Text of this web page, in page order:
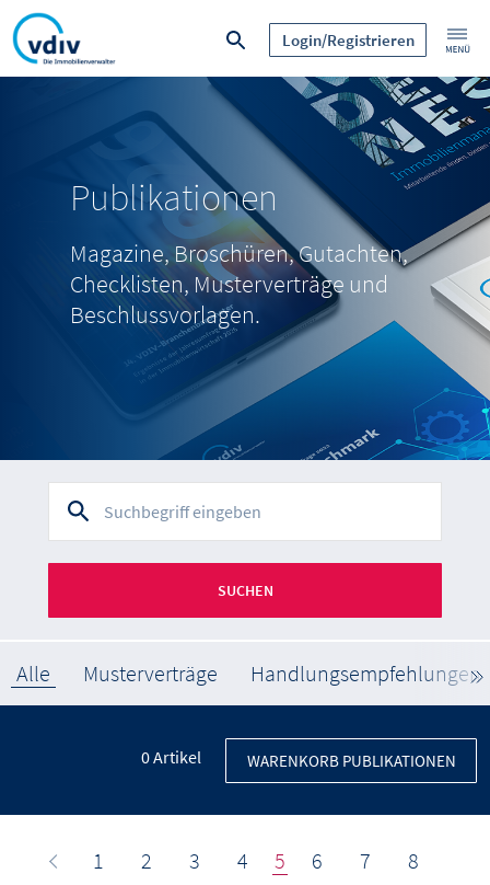
Login/Registrieren
Publikationen
Magazine, Broschüren, Gutachten,
Checklisten, Musterverträge und
Beschlussvorlagen.
SUCHEN
Alle Musterverträge Handlungsempfehlungen
0Artikel WARENKORB PUBLIKATIONEN
1 2 3 4 5 6 7
8